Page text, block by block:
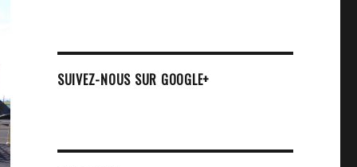
SUIVEZ-NOUS SUR GOOGLE+